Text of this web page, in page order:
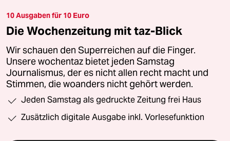
10 Ausgaben für 10 Euro
Die Wochenzeitung mit taz-Blick
Wir schauen den Superreichen auf die Finger.
Unsere wochentaz bietet jeden Samstag
Journalismus, der es nicht allen recht macht und
Stimmen, die woanders nicht gehört werden.
Jeden Samstag als gedruckte Zeitung frei Haus
Zusätzlich digitale Ausgabe inkl. Vorlesefunktion